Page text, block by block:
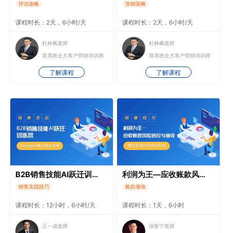
拜访攻略
课程时长：2天，6小时/天
杜林枫老师
首席政企大客户营销培训师
了解课程
营销策略
课程时长：2天，6小时/天
杜林枫老师
首席政企大客户营销培训师
了解课程
B2B销售技能AI跃迁训练营
销售实战技巧
课程时长：12小时，6小时/天
王一成老师
利润为王—应收账款风险管控与催收
账款催收
课程时长：1天，6小时
张鲁宁老师